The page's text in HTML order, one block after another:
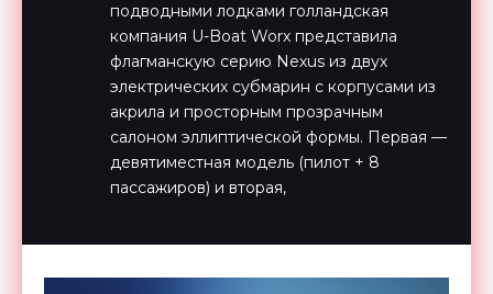
подводными лодками голландская
компания U-Boat Worx представила
флагманскую серию Nexus из двух
электрических субмарин c корпусами из
акрила и просторным прозрачным
салоном эллиптической формы. Первая —
девятиместная модель (пилот + 8
пассажиров) и вторая,